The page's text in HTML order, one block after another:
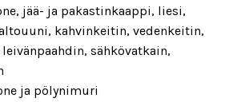
jää- ja pakastinkaappi, liesi,
kahvinkeitin, vedenkeitin,
sähkövatkain,
ja pölynimuri